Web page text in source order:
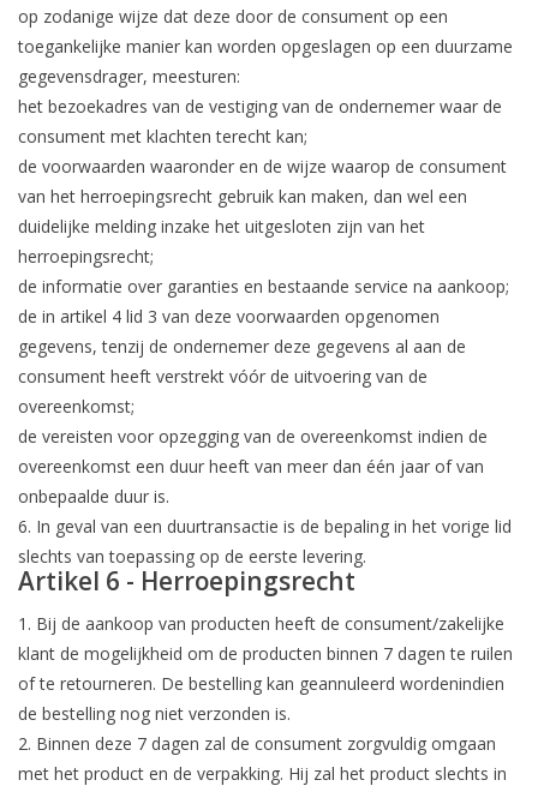
op zodanige wijze dat deze door de consument op een
toegankelijke manier kan worden opgeslagen op een duurzame
gegevensdrager, meesturen:
het bezoekadres van de vestiging van de ondernemer waar de
consument met klachten terecht kan;
de voorwaarden waaronder en de wijze waarop de consument
van het herroepingsrecht gebruik kan maken, dan wel een
duidelijke melding inzake het uitgesloten zijn van het
herroepingsrecht;
de informatie over garanties en bestaande service na aankoop;
de in artikel 4 lid 3 van deze voorwaarden opgenomen
gegevens, tenzij de ondernemer deze gegevens al aan de
consument heeft verstrekt vóór de uitvoering van de
overeenkomst;
de vereisten voor opzegging van de overeenkomst indien de
overeenkomst een duur heeft van meer dan één jaar of van
onbepaalde duur is.
6. In geval van een duurtransactie is de bepaling in het vorige lid
slechts van toepassing op de eerste levering.
Artikel 6 - Herroepingsrecht
1. Bij de aankoop van producten heeft de consument/zakelijke
klant de mogelijkheid om de producten binnen 7 dagen te ruilen
of te retourneren. De bestelling kan geannuleerd wordenindien
de bestelling nog niet verzonden is.
2. Binnen deze 7 dagen zal de consument zorgvuldig omgaan
met het product en de verpakking. Hij zal het product slechts in